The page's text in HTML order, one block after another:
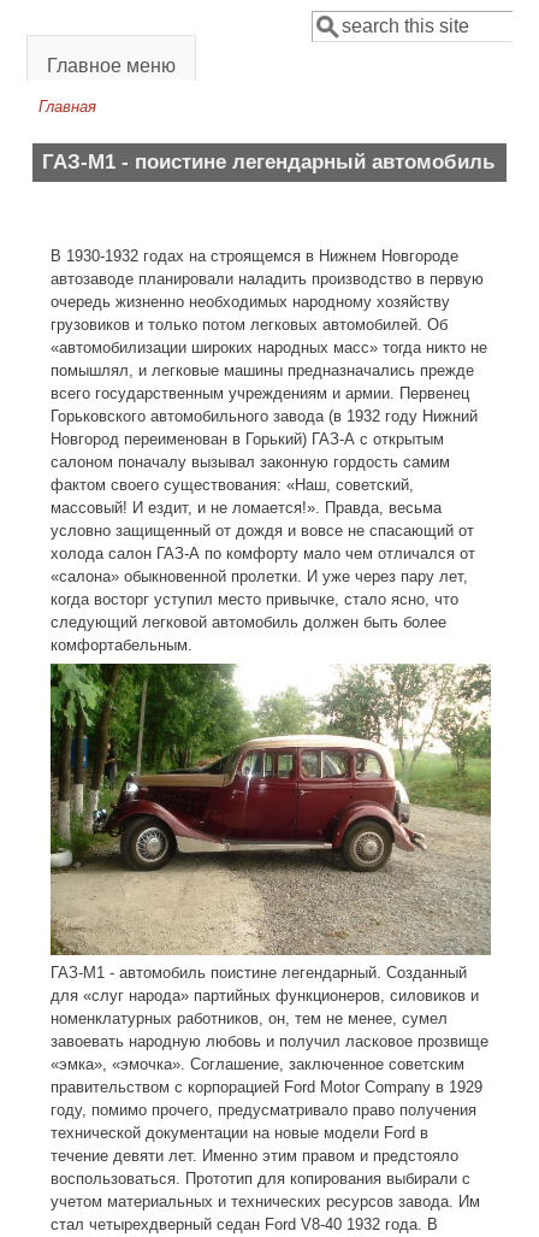
Форма поиска
Поиск
Главное меню
Главная
ГАЗ-М1 - поистине легендарный автомобиль
В 1930-1932 годах на строящемся в Нижнем Новгороде
автозаводе планировали наладить производство в первую
очередь жизненно необходимых народному хозяйству
грузовиков и только потом легковых автомобилей. Об
«автомобилизации широких народных масс» тогда никто не
помышлял, и легковые машины предназначались прежде
всего государственным учреждениям и армии. Первенец
Горьковского автомобильного завода (в 1932 году Нижний
Новгород переименован в Горький) ГАЗ-А с открытым
салоном поначалу вызывал законную гордость самим
фактом своего существования: «Наш, советский,
массовый! И ездит, и не ломается!». Правда, весьма
условно защищенный от дождя и вовсе не спасающий от
холода салон ГАЗ-А по комфорту мало чем отличался от
«салона» обыкновенной пролетки. И уже через пару лет,
когда восторг уступил место привычке, стало ясно, что
следующий легковой автомобиль должен быть более
комфортабельным.
ГАЗ-М1 - автомобиль поистине легендарный. Созданный
для «слуг народа» партийных функционеров, силовиков и
номенклатурных работников, он, тем не менее, сумел
завоевать народную любовь и получил ласковое прозвище
«эмка», «эмочка». Соглашение, заключенное советским
правительством с корпорацией Ford Motor Company в 1929
году, помимо прочего, предусматривало право получения
технической документации на новые модели Ford в
течение девяти лет. Именно этим правом и предстояло
воспользоваться. Прототип для копирования выбирали с
учетом материальных и технических ресурсов завода. Им
стал четырехдверный седан Ford V8-40 1932 года. В